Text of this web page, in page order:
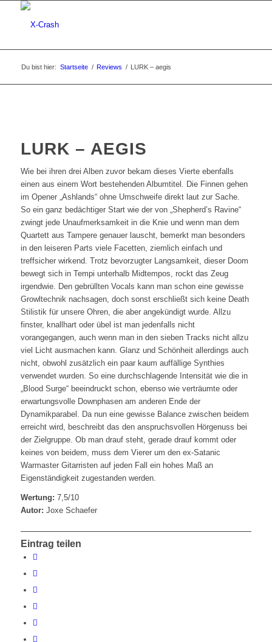
Du bist hier: Startseite / Reviews / LURK – aegis
LURK – AEGIS
Wie bei ihren drei Alben zuvor bekam dieses Vierte ebenfalls
einen aus einem Wort bestehenden Albumtitel. Die Finnen gehen
im Opener „Ashlands“ ohne Umschweife direkt laut zur Sache.
So ein ganz bedächtiger Start wie der von „Shepherd’s Ravine“
zwingt jede Unaufmerksamkeit in die Knie und wenn man dem
Quartett aus Tampere genauer lauscht, bemerkt man besonders
in den leiseren Parts viele Facetten, ziemlich einfach und
treffsicher wirkend. Trotz bevorzugter Langsamkeit, dieser Doom
bewegt sich in Tempi unterhalb Midtempos, rockt das Zeug
irgendwie. Den gebrüllten Vocals kann man schon eine gewisse
Growltechnik nachsagen, doch sonst erschließt sich keine Death
Stilistik für unsere Ohren, die aber angekündigt wurde. Allzu
finster, knallhart oder übel ist man jedenfalls nicht
vorangegangen, auch wenn man in den sieben Tracks nicht allzu
viel Licht ausmachen kann. Glanz und Schönheit allerdings auch
nicht, obwohl zusätzlich ein paar kaum auffällige Synthies
verwendet wurden. So eine durchschlagende Intensität wie die in
„Blood Surge“ beeindruckt schon, ebenso wie verträumte oder
erwartungsvolle Downphasen am anderen Ende der
Dynamikparabel. Da nun eine gewisse Balance zwischen beidem
erreicht wird, beschreibt das den anspruchsvollen Hörgenuss bei
der Zielgruppe. Ob man drauf steht, gerade drauf kommt oder
keines von beidem, muss dem Vierer um den ex-Satanic
Warmaster Gitarristen auf jeden Fall ein hohes Maß an
Eigenständigkeit zugestanden werden.
Wertung: 7,5/10
Autor: Joxe Schaefer
Eintrag teilen